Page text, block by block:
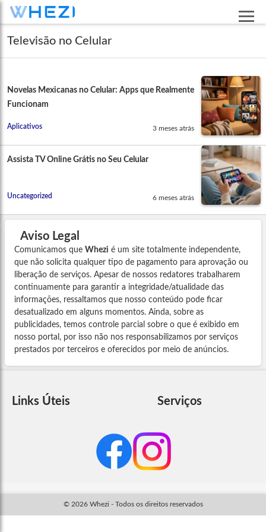
Televisão no Celular
Novelas Mexicanas no Celular: Apps que Realmente
Funcionam
Aplicativos 3 meses atrás
Assista TV Online Grátis no Seu Celular
Uncategorized 6 meses atrás
Aviso Legal
Comunicamos que Whezi é um site totalmente independente,
que não solicita qualquer tipo de pagamento para aprovação ou
liberação de serviços. Apesar de nossos redatores trabalharem
continuamente para garantir a integridade/atualidade das
informações, ressaltamos que nosso conteúdo pode ficar
desatualizado em alguns momentos. Ainda, sobre as
publicidades, temos controle parcial sobre o que é exibido em
nosso portal, por isso não nos responsabilizamos por serviços
prestados por terceiros e oferecidos por meio de anúncios.
Links Úteis Serviços
© 2026 Whezi - Todos os direitos reservados